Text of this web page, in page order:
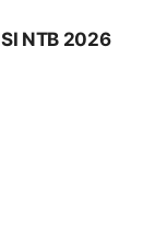
NTB 2026